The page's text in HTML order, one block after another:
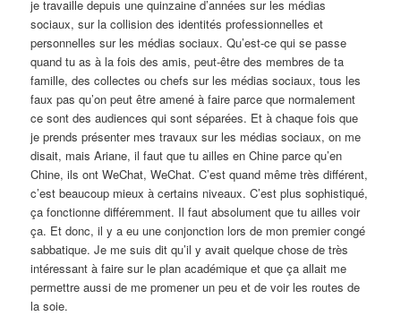
je travaille depuis une quinzaine d’années sur les médias
sociaux, sur la collision des identités professionnelles et
personnelles sur les médias sociaux. Qu’est-ce qui se passe
quand tu as à la fois des amis, peut-être des membres de ta
famille, des collectes ou chefs sur les médias sociaux, tous les
faux pas qu’on peut être amené à faire parce que normalement
ce sont des audiences qui sont séparées. Et à chaque fois que
je prends présenter mes travaux sur les médias sociaux, on me
disait, mais Ariane, il faut que tu ailles en Chine parce qu’en
Chine, ils ont WeChat, WeChat. C’est quand même très différent,
c’est beaucoup mieux à certains niveaux. C’est plus sophistiqué,
ça fonctionne différemment. Il faut absolument que tu ailles voir
ça. Et donc, il y a eu une conjonction lors de mon premier congé
sabbatique. Je me suis dit qu’il y avait quelque chose de très
intéressant à faire sur le plan académique et que ça allait me
permettre aussi de me promener un peu et de voir les routes de
la soie.